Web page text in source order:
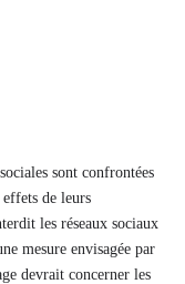
sont confrontées
de leurs
les réseaux sociaux
mesure envisagée par
devrait concerner les